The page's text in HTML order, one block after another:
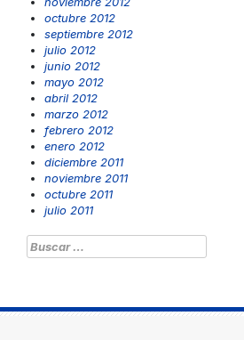
octubre 2012
septiembre 2012
julio 2012
junio 2012
mayo 2012
abril 2012
marzo 2012
febrero 2012
enero 2012
diciembre 2011
noviembre 2011
octubre 2011
julio 2011
Buscar: